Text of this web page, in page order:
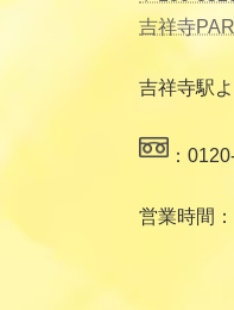
吉祥寺
吉祥寺駅
：
営業時間